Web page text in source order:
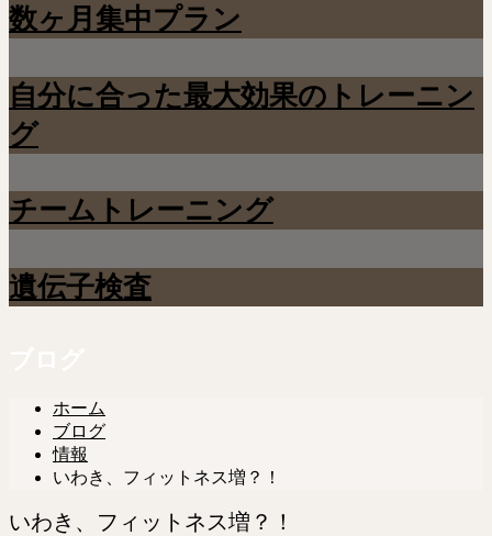
数ヶ月集中プラン
自分に合った最大効果のトレーニン
グ
チームトレーニング
遺伝子検査
ホーム
ブログ
情報
いわき、フィットネス増？！
いわき、フィットネス増？！